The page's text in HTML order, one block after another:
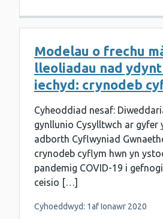
Modelau o frechu
lleoliadau nad
iechyd: crynodeb
Cyheoddiad nesaf:
gynllunio Cysylltwch ar gyfer
adborth Cyflwyniad
crynodeb cyflym hwn yn
pandemig COVID-19 i
ceisio […]
Cyhoeddwyd: 1af Ionawr 2020